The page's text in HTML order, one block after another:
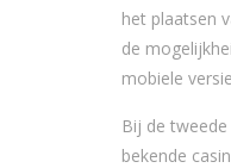
het plaatsen
de
mobiele
Bij de
bekende